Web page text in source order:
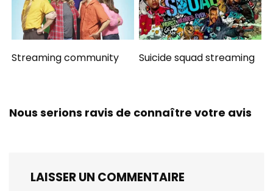
Streaming community Suicide squad streaming
Nous serions ravis de connaître votre avis
LAISSER UN COMMENTAIRE